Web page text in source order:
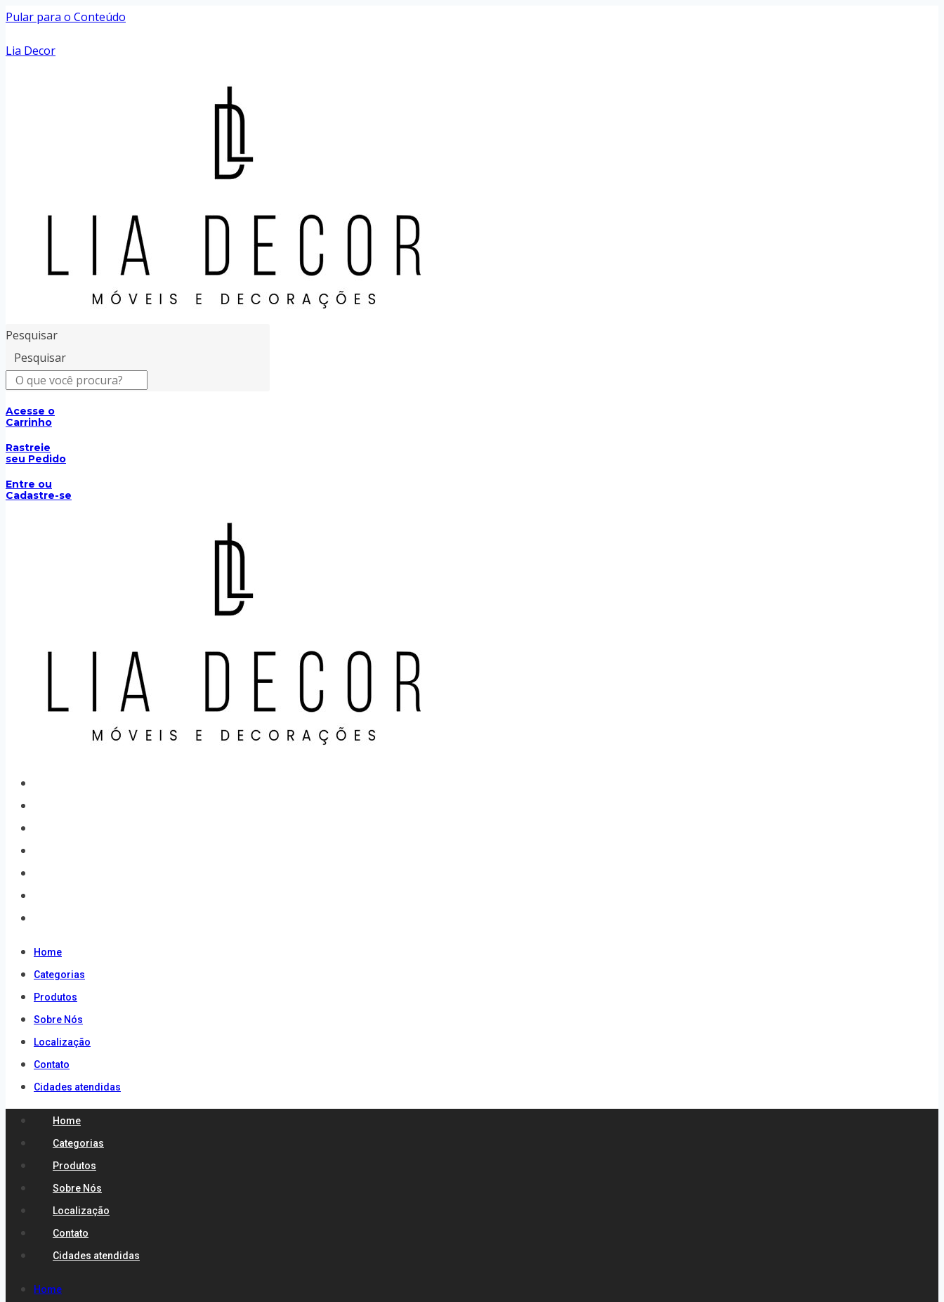
Pular para o Conteúdo
Lia Decor
Pesquisar
Pesquisar
Acesse o
Carrinho
Rastreie
seu Pedido
Entre ou
Cadastre-se
Home
Categorias
Produtos
Sobre Nós
Localização
Contato
Cidades atendidas
Home
Categorias
Produtos
Sobre Nós
Localização
Contato
Cidades atendidas
Home